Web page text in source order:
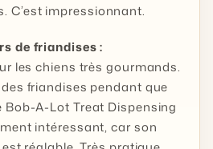
C’est impressionnant.
de friandises :
les chiens très gourmands.
friandises pendant que
Bob-A-Lot Treat Dispensing
intéressant, car son